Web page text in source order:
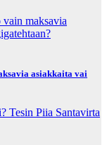
asiakkaita vai